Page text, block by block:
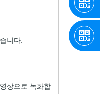
니다.
상으로 녹화합